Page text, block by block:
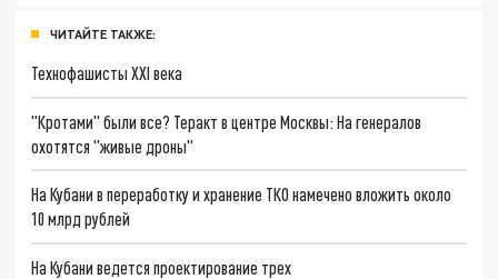
ЧИТАЙТЕ ТАКЖЕ:
Технофашисты XXI века
"Кротами" были все? Теракт в центре Москвы: На генералов
охотятся "живые дроны"
На Кубани в переработку и хранение ТКО намечено вложить около
10 млрд рублей
На Кубани ведется проектирование трех